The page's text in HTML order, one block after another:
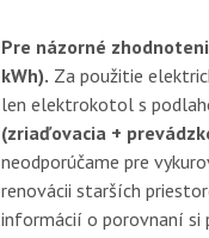
Pre názorné
kWh). Za použitie
len elektrokotol s
(zriaďovacia +
neodporúčame pre
renovácii starších
informácií o porovnaní si